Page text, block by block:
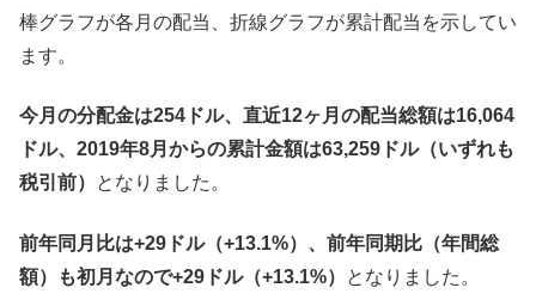
棒グラフが各月の配当、折線グラフが累計配当を示してい
ます。
今月の分配金は254ドル、直近12ヶ月の配当総額は16,064
ドル、2019年8月からの累計金額は63,259ドル（いずれも
税引前）
となりました。
前年同月比は+29ドル（+13.1%）、前年同期比（年間総
額）も初月なので+29ドル（+13.1%）
となりました。